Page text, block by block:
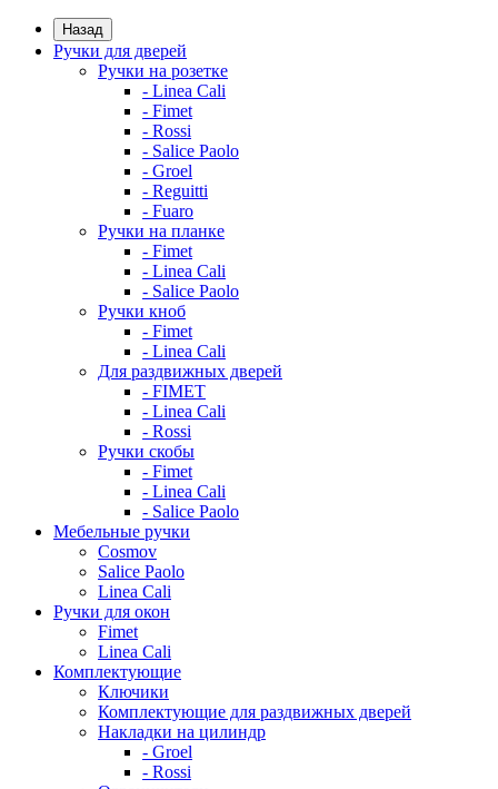
Назад
Ручки для дверей
Ручки на розетке
- Linea Cali
- Fimet
- Rossi
- Salice Paolo
- Groel
- Reguitti
- Fuaro
Ручки на планке
- Fimet
- Linea Cali
- Salice Paolo
Ручки кноб
- Fimet
- Linea Cali
Для раздвижных дверей
- FIMET
- Linea Cali
- Rossi
Ручки скобы
- Fimet
- Linea Cali
- Salice Paolo
Мебельные ручки
Cosmov
Salice Paolo
Linea Cali
Ручки для окон
Fimet
Linea Cali
Комплектующие
Ключики
Комплектующие для раздвижных дверей
Накладки на цилиндр
- Groel
- Rossi